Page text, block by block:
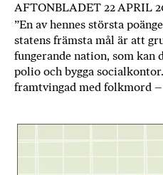
t
e
,
AFTONBLADET 22 APRIL
”En av hennes största
statens främsta mål är att
fungerande nation, som
polio och bygga
framtvingad med folkmord –